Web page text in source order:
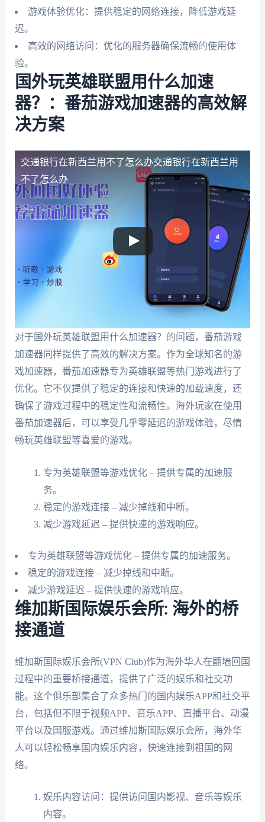
游戏体验优化：提供稳定的网络连接，降低游戏延
迟。
高效的网络访问：优化的服务器确保流畅的使用体
验。
国外玩英雄联盟用什么加速
器？：番茄游戏加速器的高效解
决方案
交通银行在新西兰用不了怎么办交通银行在新西兰用
不了怎么办
对于国外玩英雄联盟用什么加速器？的问题，番茄游戏
加速器同样提供了高效的解决方案。作为全球知名的游
戏加速器，番茄加速器专为英雄联盟等热门游戏进行了
优化。它不仅提供了稳定的连接和快速的加载速度，还
确保了游戏过程中的稳定性和流畅性。海外玩家在使用
番茄加速器后，可以享受几乎零延迟的游戏体验，尽情
畅玩英雄联盟等喜爱的游戏。
专为英雄联盟等游戏优化 – 提供专属的加速服
务。
稳定的游戏连接 – 减少掉线和中断。
减少游戏延迟 – 提供快速的游戏响应。
专为英雄联盟等游戏优化 – 提供专属的加速服务。
稳定的游戏连接 – 减少掉线和中断。
减少游戏延迟 – 提供快速的游戏响应。
维加斯国际娱乐会所: 海外的桥
接通道
维加斯国际娱乐会所(VPN Club)作为海外华人在翻墙回国
过程中的重要桥接通道，提供了广泛的娱乐和社交功
能。这个俱乐部集合了众多热门的国内娱乐APP和社交平
台，包括但不限于视频APP、音乐APP、直播平台、动漫
平台以及国服游戏。通过维加斯国际娱乐会所，海外华
人可以轻松畅享国内娱乐内容，快速连接到祖国的网
络。
娱乐内容访问：提供访问国内影视、音乐等娱乐
内容。